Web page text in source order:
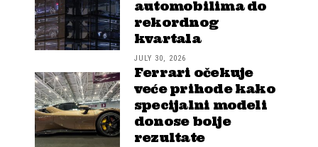
automobilima do
rekordnog
kvartala
JULY 30, 2026
Ferrari očekuje
veće prihode kako
specijalni modeli
donose bolje
rezultate